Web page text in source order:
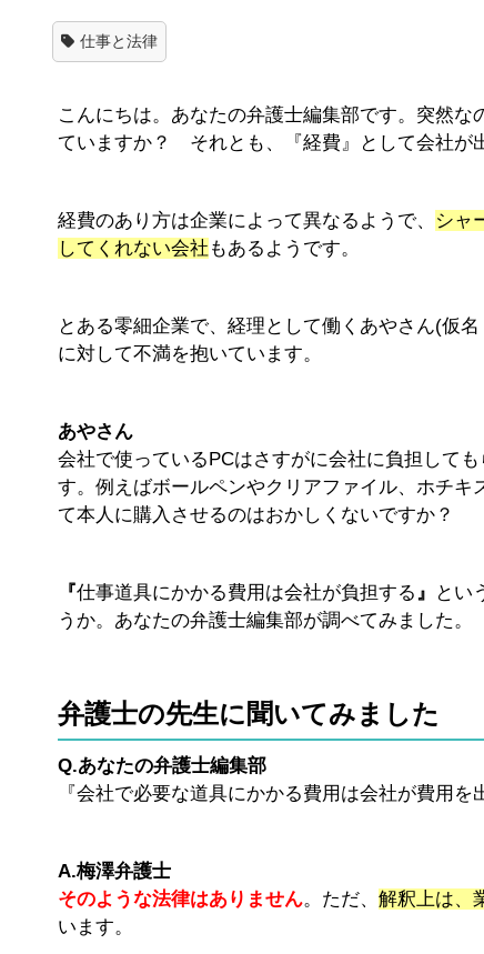
仕事と法律
こんにちは。あなたの弁護士編集部です。突然
ていますか？ それとも、『経費』として会社が
経費のあり方は企業によって異なるようで、 シャ
してくれない会社 もあるようです。
とある零細企業で、経理として働くあやさん(仮
に対して不満を抱いています。
あやさん
会社で使っているPCはさすがに会社に負担して
す。例えばボールペンやクリアファイル、ホチ
て本人に購入させるのはおかしくないですか？
『仕事道具にかかる費用は会社が負担する』
とい
うか。あなたの弁護士編集部が調べてみました。
弁護士の先生に聞いてみました
Q.あなたの弁護士編集部
『会社で必要な道具にかかる費用は会社が費用
A.梅澤弁護士
そのような法律はありません。ただ、解釈上は、
います。